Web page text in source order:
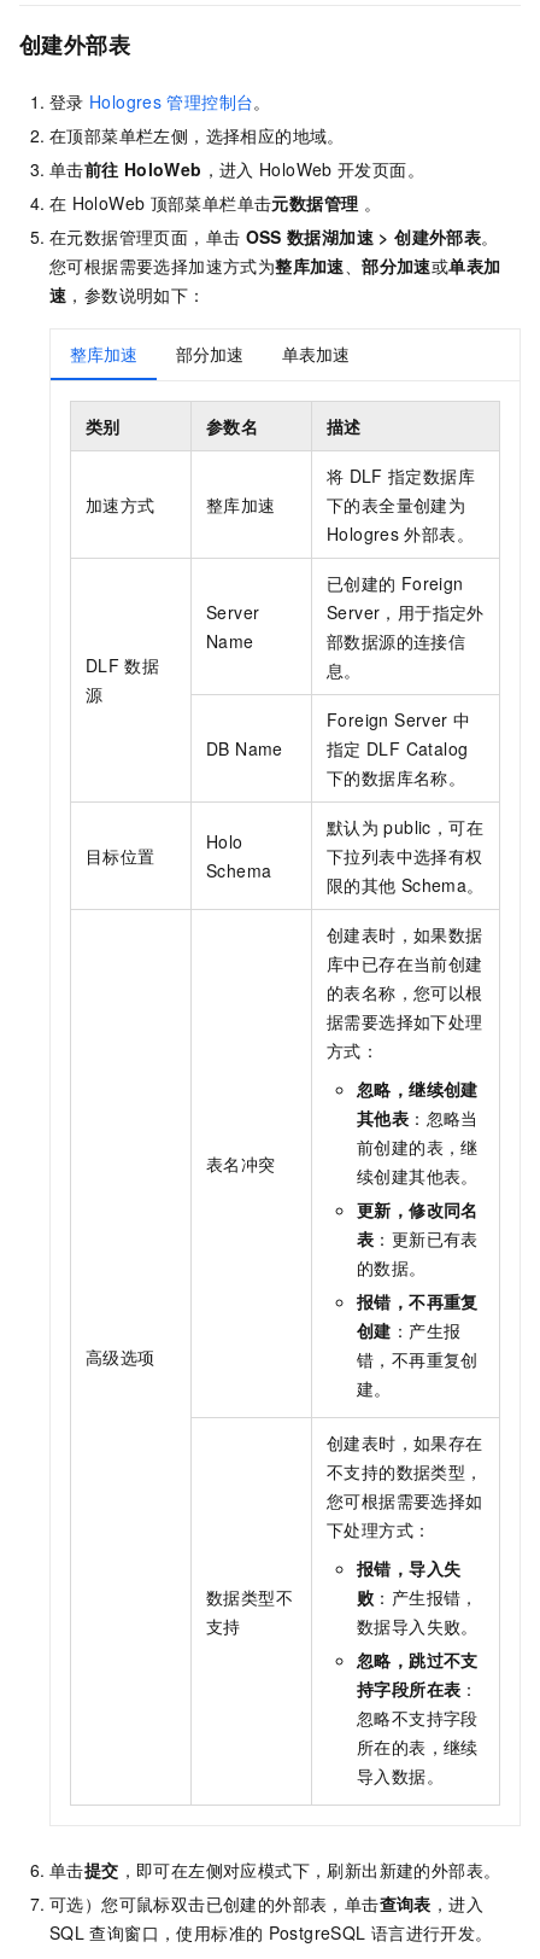
创建外部表
登录 Hologres 管理控制台。
在顶部菜单栏左侧，选择相应的地域。
单击前往 HoloWeb ，进入 HoloWeb 开发页面。
在 HoloWeb 顶部菜单栏单击元数据管理 。
在元数据管理页面，单击 OSS 数据湖加速>创建外部表。
您可根据需要选择加速方式为整库加速 、部分加速或单表加
速 ，参数说明如下：
整库加速 部分加速 单表加速
类别 参数名 描述
加速方式 整库加速
将 DLF 指定数据库
下的表全量创建为
Hologres 外部表。
DLF 数据
源
Server
Name
已创建的 Foreign
Server，用于指定外
部数据源的连接信
息。
DB Name
Foreign Server 中
指定 DLF Catalog
下的数据库名称。
目标位置
Holo
Schema
默认为 public，可在
下拉列表中选择有权
限的其他 Schema。
高级选项
表名冲突
创建表时，如果数据
库中已存在当前创建
的表名称，您可以根
据需要选择如下处理
方式：
忽略，继续创建
其他表 ：忽略当
前创建的表，继
续创建其他表。
更新，修改同名
表 ：更新已有表
的数据。
报错，不再重复
创建 ：产生报
错，不再重复创
建。
数据类型不
支持
创建表时，如果存在
不支持的数据类型，
您可根据需要选择如
下处理方式：
报错，导入失
败 ：产生报错，
数据导入失败。
忽略，跳过不支
持字段所在表 ：
忽略不支持字段
所在的表，继续
导入数据。
单击提交 ，即可在左侧对应模式下，刷新出新建的外部表。
可选）您可鼠标双击已创建的外部表，单击查询表 ，进入
SQL 查询窗口，使用标准的 PostgreSQL 语言进行开发。